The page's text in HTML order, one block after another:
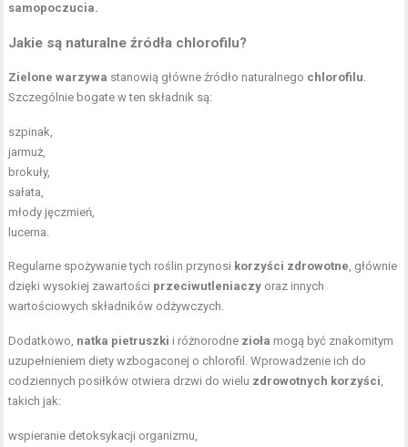
samopoczucia.
Jakie są naturalne źródła chlorofilu?
Zielone warzywa stanowią główne źródło naturalnego chlorofilu
Szczególnie bogate w ten składnik są:
szpinak,
jarmuż,
brokuły,
sałata,
młody jęczmień,
lucerna.
Regularne spożywanie tych roślin przynosi korzyści zdrowotne , głównie
dzięki wysokiej zawartości przeciwutleniaczy oraz innych
wartościowych składników odżywczych.
Dodatkowo, natka pietruszki i różnorodne zioła mogą być znakomitym
uzupełnieniem diety wzbogaconej o chlorofil. Wprowadzenie ich do
codziennych posiłków otwiera drzwi do wielu zdrowotnych korzyści
takich jak:
wspieranie detoksykacji organizmu,